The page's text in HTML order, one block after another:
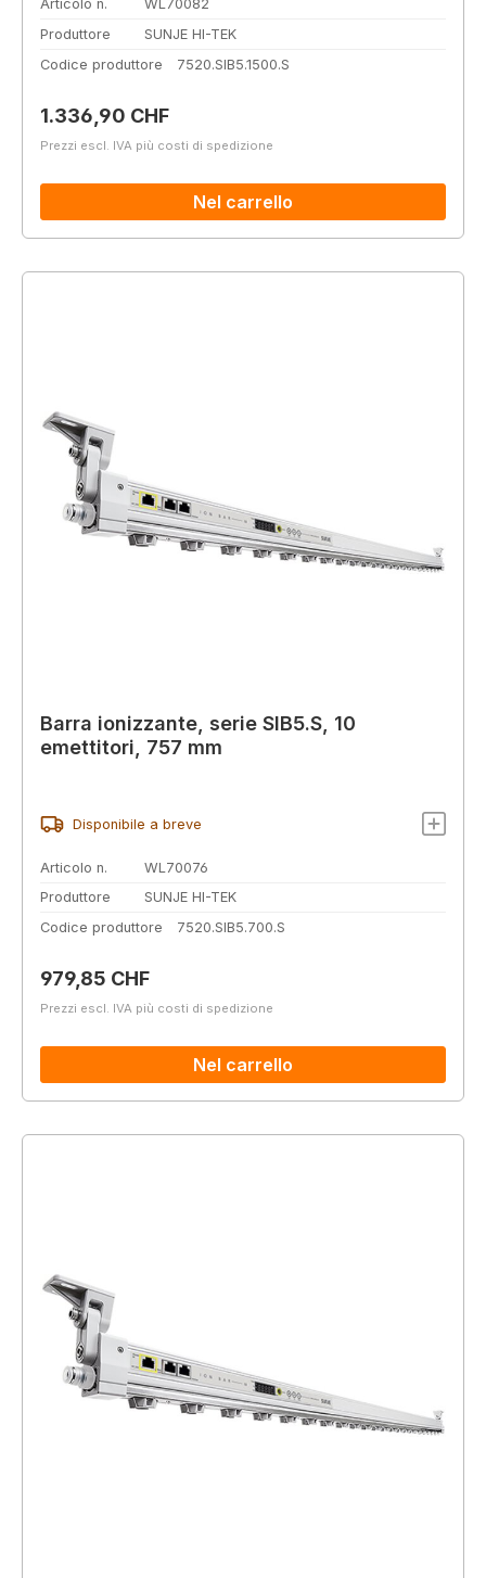
Articolo n.
WL70082
Produttore
SUNJE HI-TEK
Codice produttore
7520.SIB5.1500.S
Prezzo normale:
1.336,90 CHF
Prezzi escl. IVA più costi di spedizione
Nel carrello
Barra ionizzante, serie SIB5.S, 10
emettitori, 757 mm
Disponibile a breve
Articolo n.
WL70076
Produttore
SUNJE HI-TEK
Codice produttore
7520.SIB5.700.S
Prezzo normale:
979,85 CHF
Prezzi escl. IVA più costi di spedizione
Nel carrello